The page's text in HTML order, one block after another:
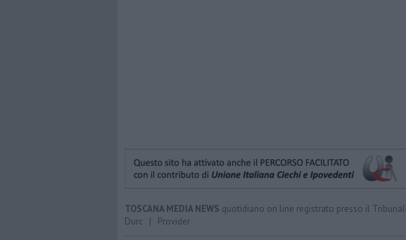
TOSCANA MEDIA NEWS quotidiano on line registrato presso il
Durc | Provider